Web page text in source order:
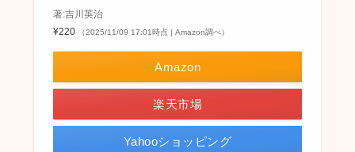
著:吉川英治
¥220
（2025/11/09 17:01時点 | Amazon調べ）
Amazon
楽天市場
Yahooショッピング